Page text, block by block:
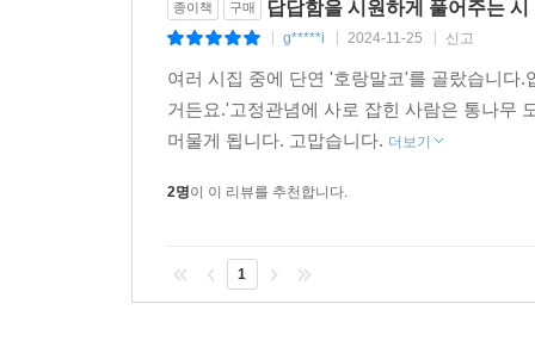
부류가 아니오/내가 똥이”(「녹취 A-19」)라거
자처한다. 그 끝에서 생(生)의 진실을 과감하게
“시 한 편을 쓸 때마다 뒤를 대주는 느낌”(「솔직
이에게 닿기 위해 속세를 비웃으며 찢고 깨부
곁으로 왔다. “비몽과 사몽의 가두리에서//나를
종이책 구매 답답함을 시원하게 풀어주는 시
g*****i 2024-11-25 신고
여러 시집 중에 단연 '호랑말코'를 골랐습니다
거든요.'고정관념에 사로 잡힌 사람은 통나무
머물게 됩니다. 고맙습니다. 더보기
2명이 이 리뷰를 추천합니다.
1